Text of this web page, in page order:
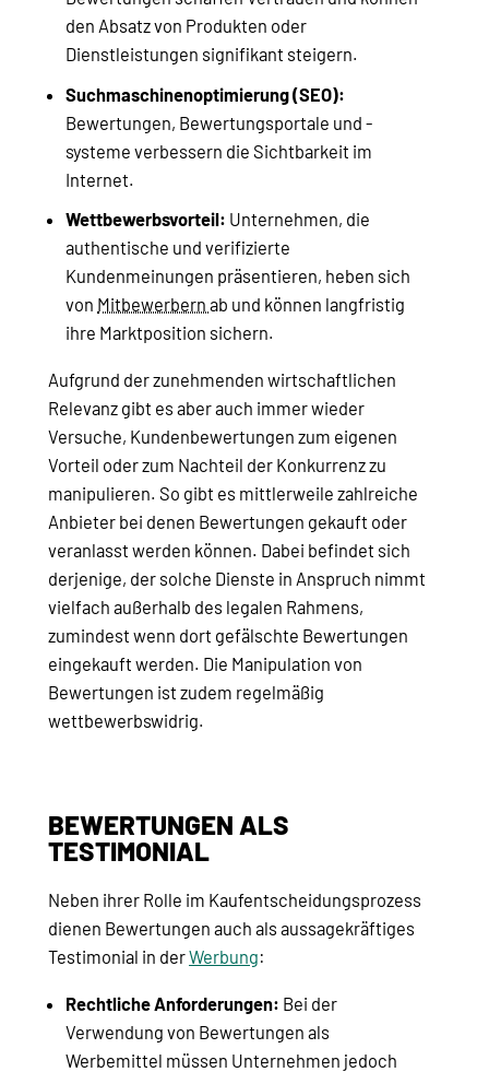
den Absatz von Produkten oder
Dienstleistungen signifikant steigern.
Suchmaschinenoptimierung (SEO):
Bewertungen, Bewertungsportale und -
systeme verbessern die Sichtbarkeit im
Internet.
Wettbewerbsvorteil: Unternehmen, die
authentische und verifizierte
Kundenmeinungen präsentieren, heben sich
von Mitbewerbernab und können langfristig
ihre Marktposition sichern.
Aufgrund der zunehmenden wirtschaftlichen
Relevanz gibt es aber auch immer wieder
Versuche, Kundenbewertungen zum eigenen
Vorteil oder zum Nachteil der Konkurrenz zu
manipulieren. So gibt es mittlerweile zahlreiche
Anbieter bei denen Bewertungen gekauft oder
veranlasst werden können. Dabei befindet sich
derjenige, der solche Dienste in Anspruch nimmt
vielfach außerhalb des legalen Rahmens,
zumindest wenn dort gefälschte Bewertungen
eingekauft werden. Die Manipulation von
Bewertungen ist zudem regelmäßig
wettbewerbswidrig.
BEWERTUNGEN ALS
TESTIMONIAL
Neben ihrer Rolle im Kaufentscheidungsprozess
dienen Bewertungen auch als aussagekräftiges
Testimonial in derWerbung:
Rechtliche Anforderungen: Bei der
Verwendung von Bewertungen als
Werbemittel müssen Unternehmen jedoch